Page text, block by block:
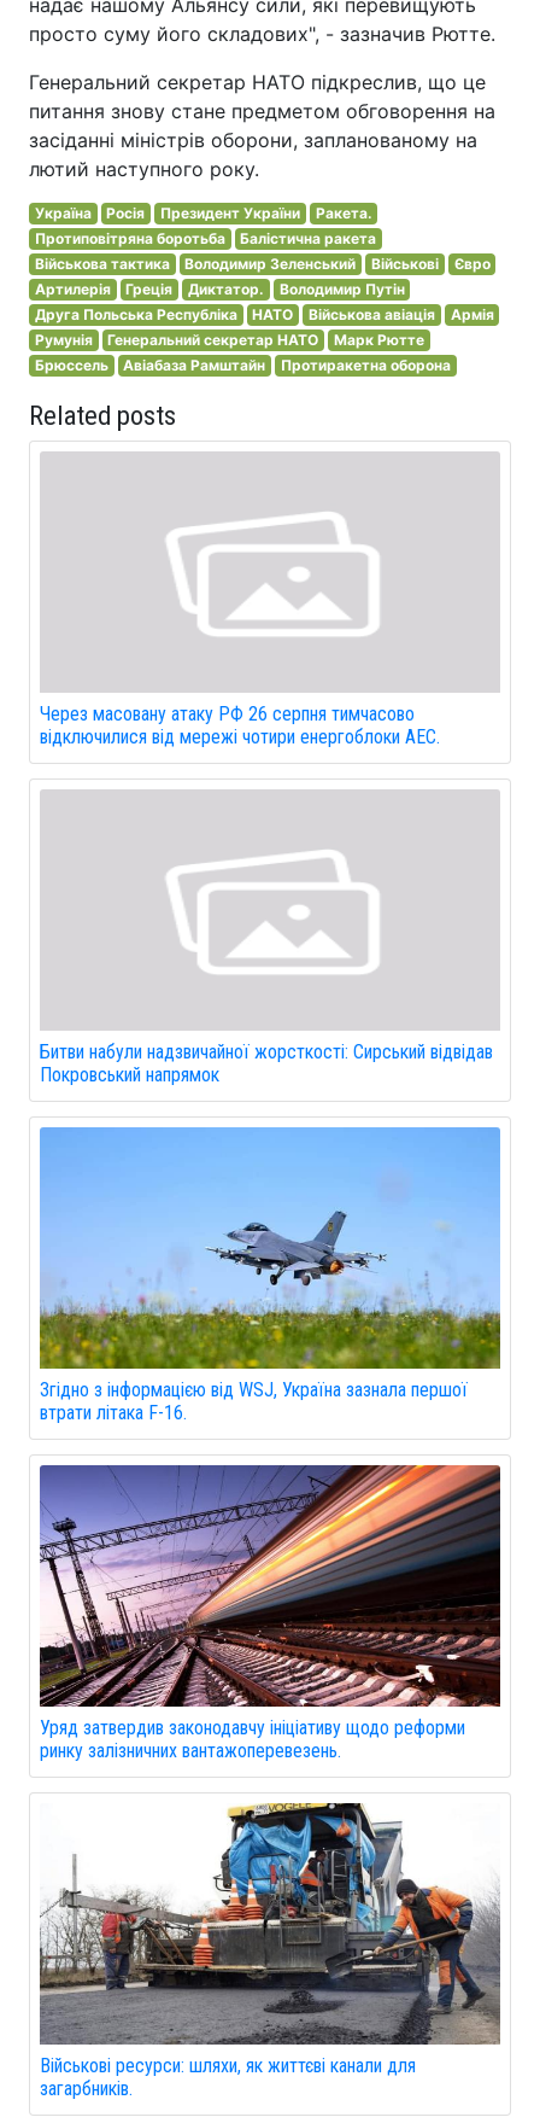
просто суму його складових", - зазначив Рютте.
Генеральний секретар НАТО підкреслив, що це
питання знову стане предметом обговорення на
засіданні міністрів оборони, запланованому на
лютий наступного року.
Україна Росія Президент України
Ракета.
Протиповітряна боротьба
Балістична ракета
Військова тактика
Володимир Зеленський Військові
Євро
Артилерія
Греція Диктатор.
Володимир Путін
Друга Польська Республіка
НАТО Військова авіація
Армія
Румунія
Генеральний секретар НАТО
Марк Рютте
Брюссель
Авіабаза Рамштайн Протиракетна оборона
Related posts
Через масовану атаку РФ 26 серпня тимчасово
відключилися від мережі чотири енергоблоки АЕС.
Битви набули надзвичайної жорсткості: Сирський відвідав
Покровський напрямок
Згідно з інформацією від WSJ, Україна зазнала першої
втрати літака F-16.
Уряд затвердив законодавчу ініціативу щодо реформи
ринку залізничних вантажоперевезень.
Військові ресурси: шляхи, як життєві канали для
загарбників.